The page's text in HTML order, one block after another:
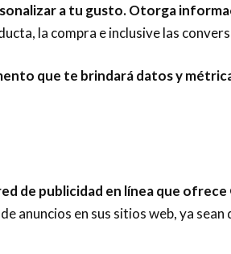
a tu gusto. Otorga
la compra e inclusive las
que te brindará datos y
de publicidad en línea que ofrece
anuncios en sus sitios web, ya